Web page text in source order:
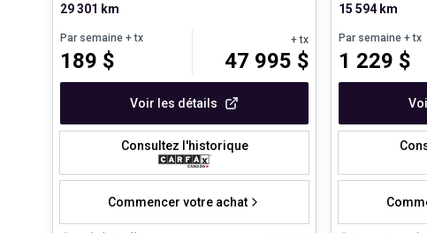
29 301 km
Par semaine + tx
189 $
+ tx
47 995 $
Voir les détails
Consultez l'historique
Commencer votre achat
15 594 km
Par semaine + tx
1 229 $